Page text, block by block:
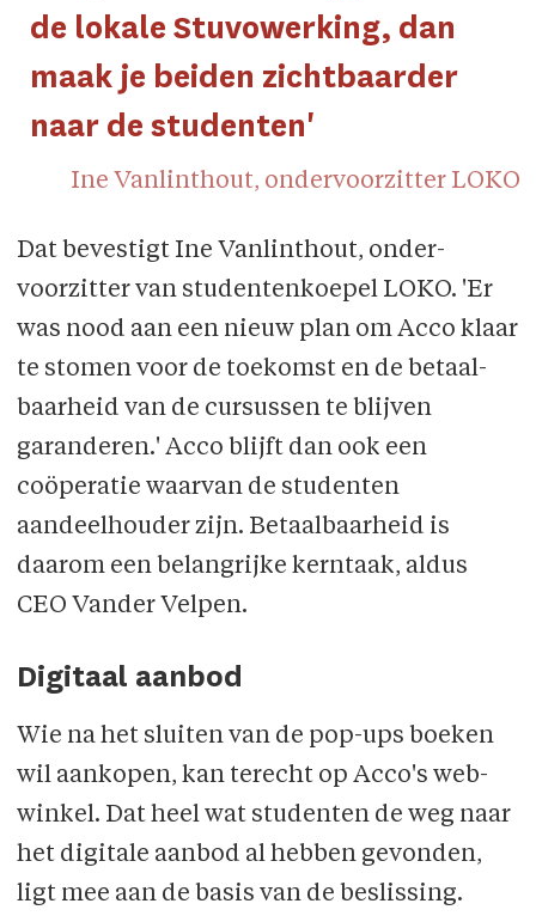
de lokale Stuvowerking, dan
maak je beiden zicht­baarder
naar de studenten'
Ine Vanlinthout, ondervoorzitter LOKO
Dat bevestigt Ine Vanlinthout, onder­
voorzitter van studentenkoepel LOKO. 'Er
was nood aan een nieuw plan om Acco klaar
te stomen voor de toekomst en de betaal­
baarheid van de cursussen te blijven
garanderen.' Acco blijft dan ook een
coöperatie waarvan de studenten
aandeelhouder zijn. Betaalbaarheid is
daarom een belangrijke kerntaak, aldus
CEO Vander Velpen.
Digitaal aanbod
Wie na het sluiten van de pop-ups boeken
wil aankopen, kan terecht op Acco's web­
winkel. Dat heel wat studenten de weg naar
het digitale aanbod al hebben gevonden,
ligt mee aan de basis van de beslissing.